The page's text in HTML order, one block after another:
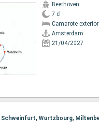
Beethoven
7 d
Camarote exterior
Amsterdam
21/04/2027